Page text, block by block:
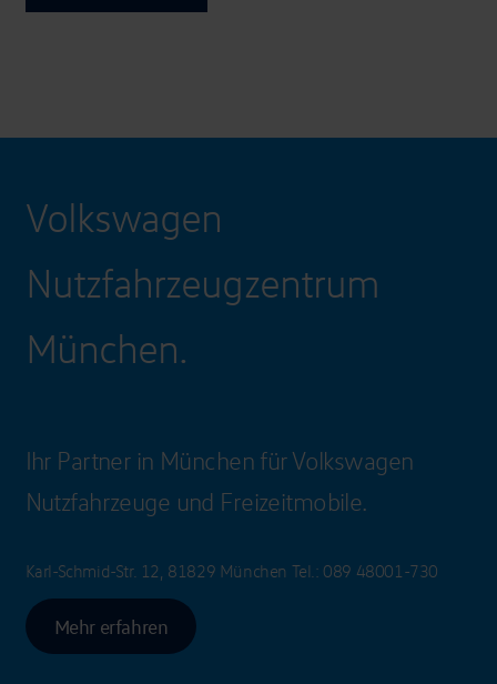
Volkswagen
Nutzfahrzeugzentrum
München.
Ihr Partner in München für Volkswagen
Nutzfahrzeuge und Freizeitmobile.
Karl-Schmid-Str. 12, 81829 München Tel.: 089 48001-730
Mehr erfahren